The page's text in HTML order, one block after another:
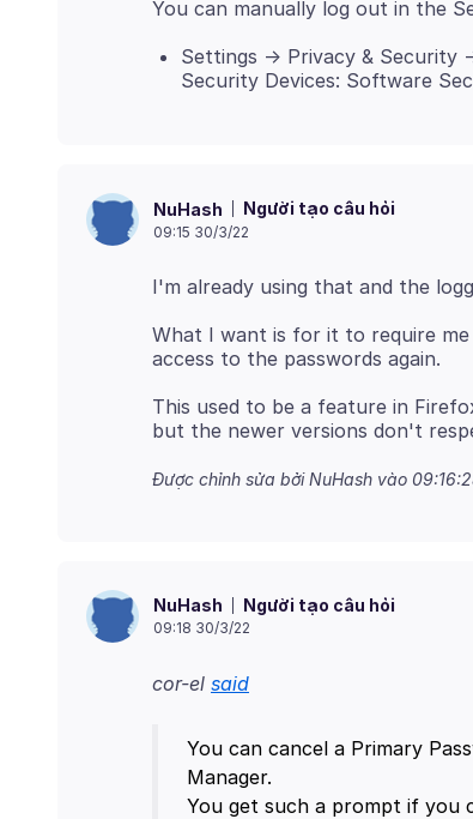
Settings -> Privacy & Security
Security Devices: Software
NuHash Người tạo câu hỏi
09:15 30/3/22
What I want is for it to require
This used to be a feature in
Được chỉnh sửa bởi NuHash vào
NuHash Người tạo câu hỏi
09:18 30/3/22
cor-el said
You can cancel a Primary
Manager.
You get such a prompt if you